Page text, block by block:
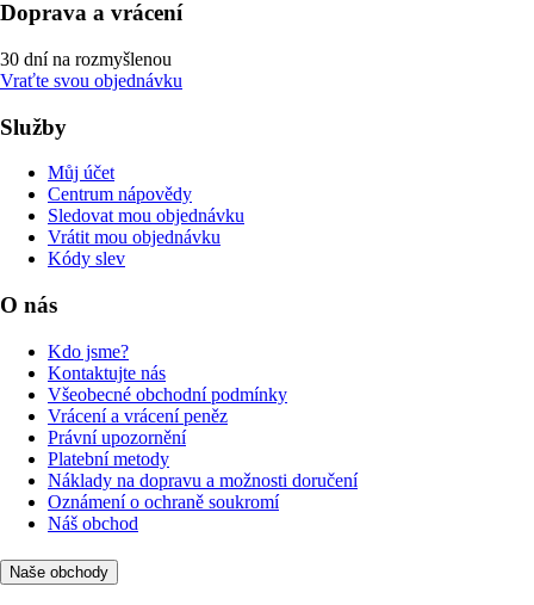
Doprava a vrácení
30 dní na rozmyšlenou
Vraťte svou objednávku
Služby
Můj účet
Centrum nápovědy
Sledovat mou objednávku
Vrátit mou objednávku
Kódy slev
O nás
Kdo jsme?
Kontaktujte nás
Všeobecné obchodní podmínky
Vrácení a vrácení peněz
Právní upozornění
Platební metody
Náklady na dopravu a možnosti doručení
Oznámení o ochraně soukromí
Náš obchod
Naše obchody